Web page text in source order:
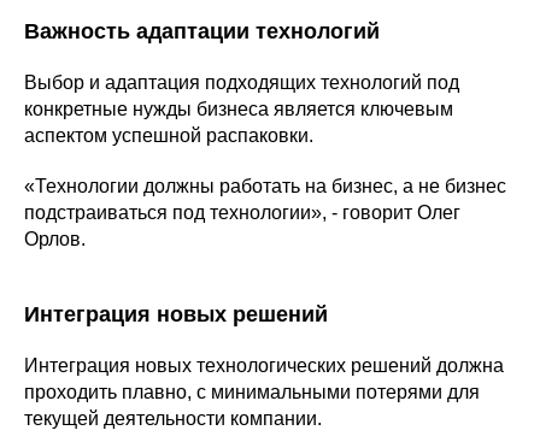
Важность адаптации технологий
Выбор и адаптация подходящих технологий под
конкретные нужды бизнеса является ключевым
аспектом успешной распаковки.
«Технологии должны работать на бизнес, а не бизнес
подстраиваться под технологии», - говорит Олег
Орлов.
Интеграция новых решений
Интеграция новых технологических решений должна
проходить плавно, с минимальными потерями для
текущей деятельности компании.